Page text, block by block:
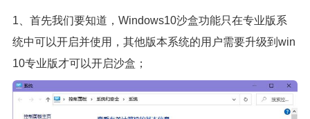
1、首先我们要知道，Windows10沙盒功能只在专业版系
统中可以开启并使用，其他版本系统的用户需要升级到win
10专业版才可以开启沙盒；